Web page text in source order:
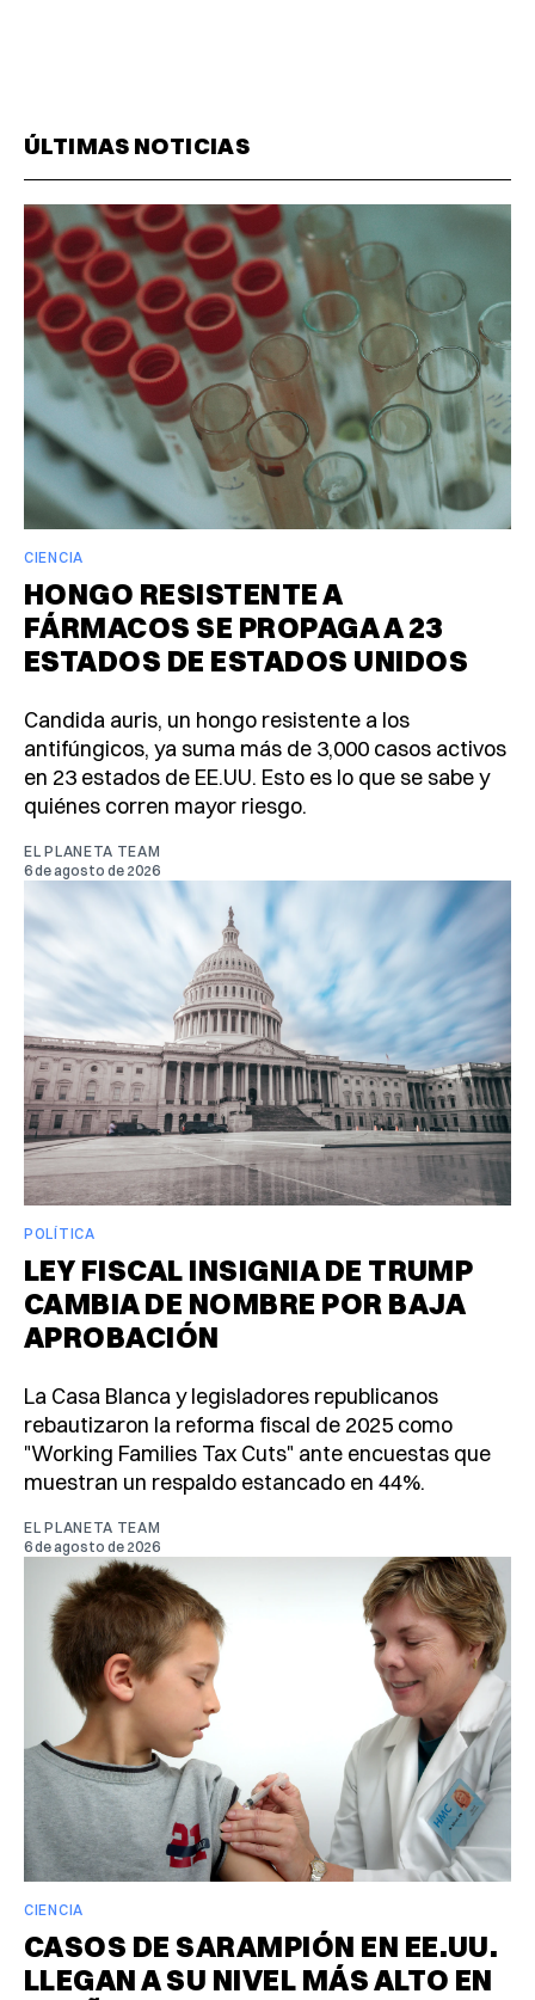
ÚLTIMAS NOTICIAS
CIENCIA
HONGO RESISTENTE A
FÁRMACOS SE PROPAGA A 23
ESTADOS DE ESTADOS UNIDOS
Candida auris, un hongo resistente a los
antifúngicos, ya suma más de 3,000 casos activos
en 23 estados de EE.UU. Esto es lo que se sabe y
quiénes corren mayor riesgo.
EL PLANETA TEAM
6 de agosto de 2026
POLÍTICA
LEY FISCAL INSIGNIA DE TRUMP
CAMBIA DE NOMBRE POR BAJA
APROBACIÓN
La Casa Blanca y legisladores republicanos
rebautizaron la reforma fiscal de 2025 como
"Working Families Tax Cuts" ante encuestas que
muestran un respaldo estancado en 44%.
EL PLANETA TEAM
6 de agosto de 2026
CIENCIA
CASOS DE SARAMPIÓN EN EE.UU.
LLEGAN A SU NIVEL MÁS ALTO EN